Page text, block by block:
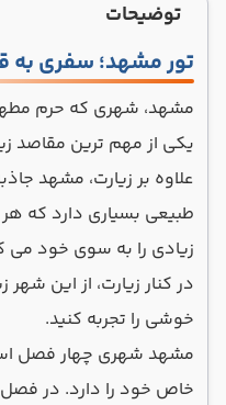
توضیحات
تور مشهد؛ سفری به
مشهد، شهری که حرم مطهر
یکی از مهم ترین مقاصد
علاوه بر زیارت، مشهد
طبیعی بسیاری دارد که
زیادی را به سوی خود می
در کنار زیارت، از این
خوشی را تجربه کنید.
مشهد شهری چهار فصل
خاص خود را دارد. در